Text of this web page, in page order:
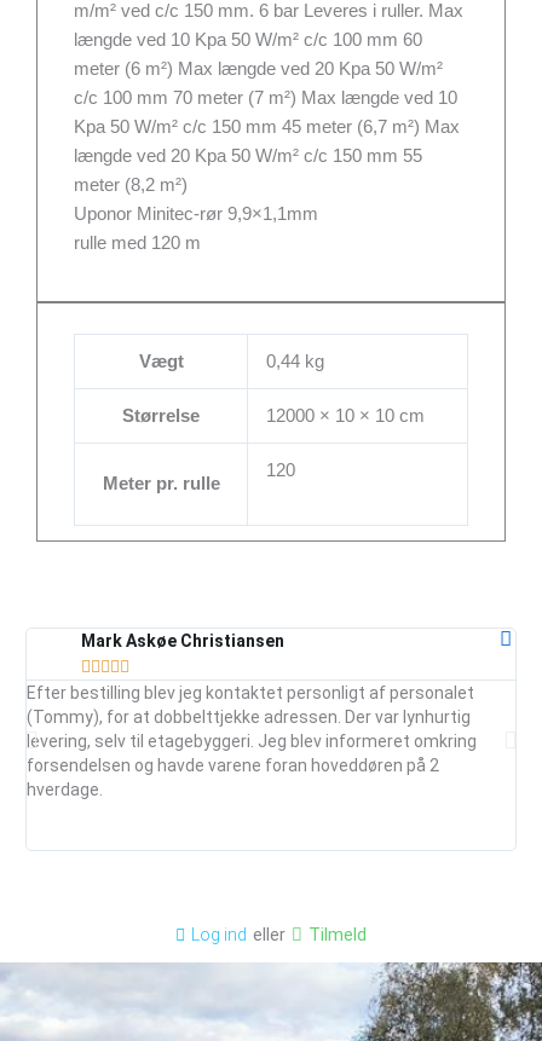
m/m² ved c/c 150 mm. 6 bar Leveres i ruller. Max
længde ved 10 Kpa 50 W/m² c/c 100 mm 60
meter (6 m²) Max længde ved 20 Kpa 50 W/m²
c/c 100 mm 70 meter (7 m²) Max længde ved 10
Kpa 50 W/m² c/c 150 mm 45 meter (6,7 m²) Max
længde ved 20 Kpa 50 W/m² c/c 150 mm 55
meter (8,2 m²)
Uponor Minitec-rør 9,9×1,1mm
rulle med 120 m
Vægt 0,44 kg
Størrelse 12000 × 10 × 10 cm
Meter pr. rulle
120
Mark Askøe Christiansen
    
Efter bestilling blev jeg kontaktet personligt af personalet
(Tommy), for at dobbelttjekke adressen. Der var lynhurtig
levering, selv til etagebyggeri. Jeg blev informeret omkring
forsendelsen og havde varene foran hoveddøren på 2
hverdage.
Log ind eller Tilmeld